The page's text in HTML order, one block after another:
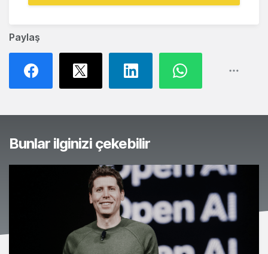
Paylaş
Bunlar ilginizi çekebilir